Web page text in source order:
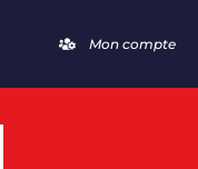
Mon compte